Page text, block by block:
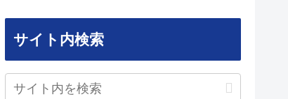
サイト内検索